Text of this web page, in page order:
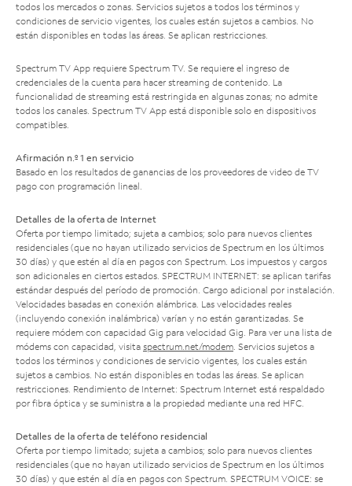
todos los mercados o zonas. Servicios sujetos a todos los términos y
condiciones de servicio vigentes, los cuales están sujetos a cambios. No
están disponibles en todas las áreas. Se aplican restricciones.
Spectrum TV App requiere Spectrum TV. Se requiere el ingreso de
credenciales de la cuenta para hacer streaming de contenido. La
funcionalidad de streaming está restringida en algunas zonas; no admite
todos los canales. Spectrum TV App está disponible solo en dispositivos
compatibles.
Afirmación n.º 1 en servicio
Basado en los resultados de ganancias de los proveedores de video de TV
pago con programación lineal.
Detalles de la oferta de Internet
Oferta por tiempo limitado; sujeta a cambios; solo para nuevos clientes
residenciales (que no hayan utilizado servicios de Spectrum en los últimos
30 días) y que estén al día en pagos con Spectrum. Los impuestos y cargos
son adicionales en ciertos estados. SPECTRUM INTERNET: se aplican tarifas
estándar después del período de promoción. Cargo adicional por instalación.
Velocidades basadas en conexión alámbrica. Las velocidades reales
(incluyendo conexión inalámbrica) varían y no están garantizadas. Se
requiere módem con capacidad Gig para velocidad Gig. Para ver una lista de
módems con capacidad, visita spectrum.net/modem. Servicios sujetos a
todos los términos y condiciones de servicio vigentes, los cuales están
sujetos a cambios. No están disponibles en todas las áreas. Se aplican
restricciones. Rendimiento de Internet: Spectrum Internet está respaldado
por fibra óptica y se suministra a la propiedad mediante una red HFC.
Detalles de la oferta de teléfono residencial
Oferta por tiempo limitado; sujeta a cambios; solo para nuevos clientes
residenciales (que no hayan utilizado servicios de Spectrum en los últimos
30 días) y que estén al día en pagos con Spectrum. SPECTRUM VOICE: se